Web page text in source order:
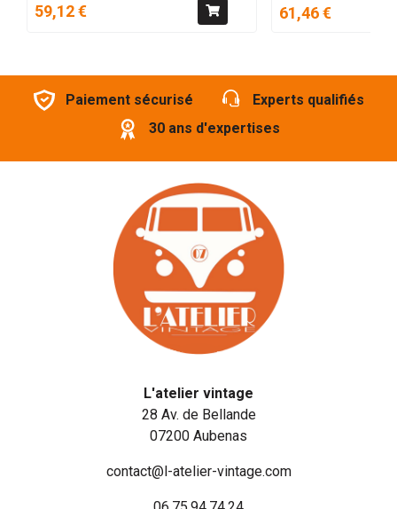
59,12 € 61,46 €
Paiement sécurisé
Experts qualifiés
30 ans d'expertises
L'atelier vintage
28 Av. de Bellande
07200 Aubenas
contact@l-atelier-vintage.com